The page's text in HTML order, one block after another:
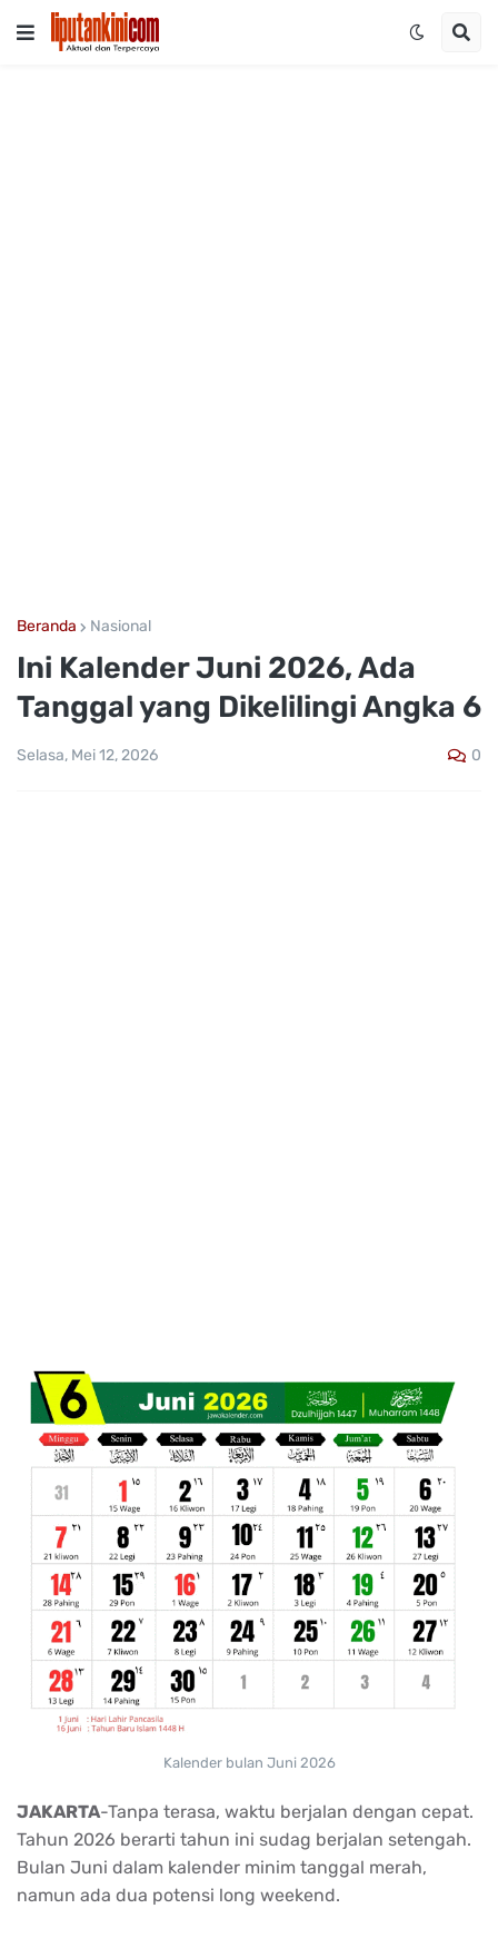
Beranda Nasional
Ini Kalender Juni 2026, Ada
Tanggal yang Dikelilingi Angka 6
Selasa, Mei 12, 2026 0
Kalender bulan Juni 2026
JAKARTA-Tanpa terasa, waktu berjalan dengan cepat.
Tahun 2026 berarti tahun ini sudag berjalan setengah.
Bulan Juni dalam kalender minim tanggal merah,
namun ada dua potensi long weekend.